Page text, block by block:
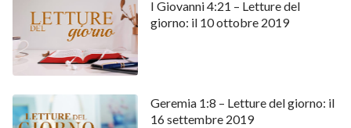
I Giovanni 4:21 – Letture del
giorno: il 10 ottobre 2019
Geremia 1:8 – Letture del giorno: il
16 settembre 2019